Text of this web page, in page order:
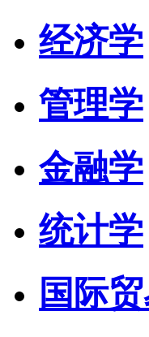
经济学
管理学
金融学
统计学
国际